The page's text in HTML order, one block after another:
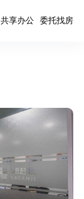
共享办公 委托找房